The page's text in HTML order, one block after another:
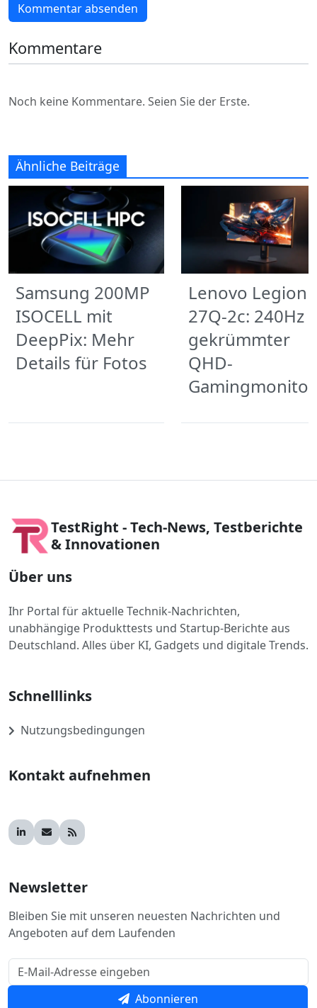
Kommentar absenden
Kommentare
Noch keine Kommentare. Seien Sie der Erste.
Ähnliche Beiträge
Samsung 200MP
ISOCELL mit
DeepPix: Mehr
Details für Fotos
Lenovo Legion
27Q-2c: 240Hz
gekrümmter
QHD-
Gamingmonitor
TestRight - Tech-News, Testberichte
& Innovationen
Über uns
Ihr Portal für aktuelle Technik-Nachrichten,
unabhängige Produkttests und Startup-Berichte aus
Deutschland. Alles über KI, Gadgets und digitale Trends.
Schnelllinks
Nutzungsbedingungen
Kontakt aufnehmen
Newsletter
Bleiben Sie mit unseren neuesten Nachrichten und
Angeboten auf dem Laufenden
Abonnieren